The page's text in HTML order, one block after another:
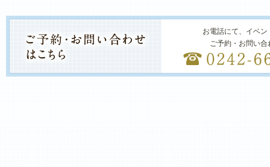
お電話にて、イベ
ご予約・お問い